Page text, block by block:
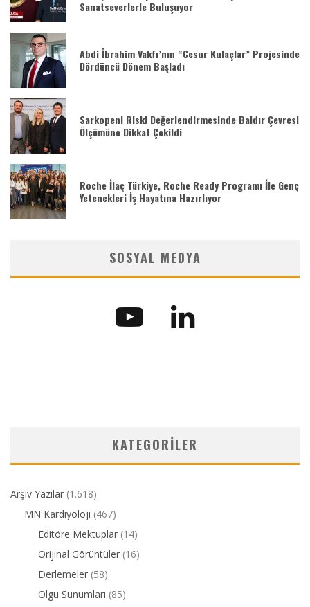
Sanatseverlerle Buluşuyor
Abdi İbrahim Vakfı’nın “Cesur Kulaçlar” Projesinde
Dördüncü Dönem Başladı
Sarkopeni Riski Değerlendirmesinde Baldır Çevresi
Ölçümüne Dikkat Çekildi
Roche İlaç Türkiye, Roche Ready Programı İle Genç
Yetenekleri İş Hayatına Hazırlıyor
SOSYAL MEDYA
KATEGORILER
Arşiv Yazılar (1.618)
MN Kardiyoloji (467)
Editöre Mektuplar (14)
Orijinal Görüntüler (16)
Derlemeler (58)
Olgu Sunumları (85)